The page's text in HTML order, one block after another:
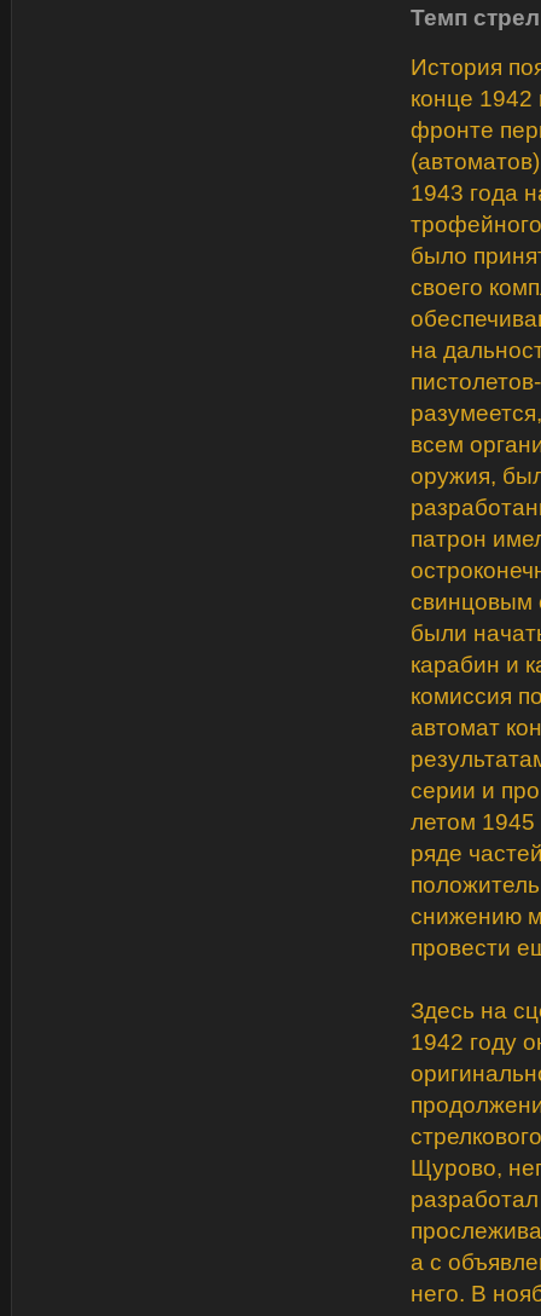
Темп
История
конце 1942
фронте
1943 года
было
своего
на
всем
оружия,
патрон
свинцовым
были
карабин и
комиссия
автомат
серии и
летом 1945
ряде
снижению
провести
Здесь на
1942 году
Щурово,
а с
него. В